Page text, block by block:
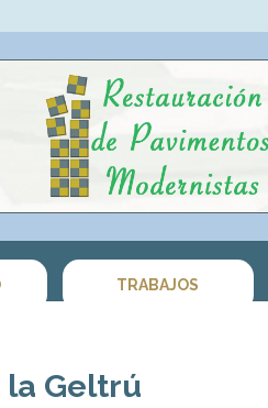
TRABAJOS
Geltrú